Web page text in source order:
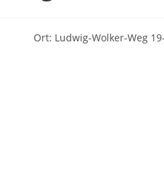
Ort: Ludwig-Wolker-Weg